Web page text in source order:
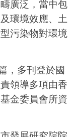
廣泛，當中包
環境效應、土
污染物對環境
，多刊登於國
領導多項由香
金委員會所資